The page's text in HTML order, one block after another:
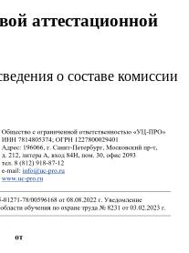
аттестационной
о составе комиссии